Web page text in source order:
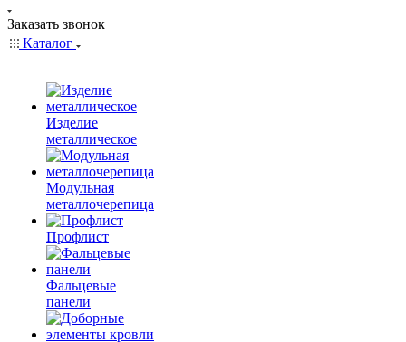
Заказать звонок
Каталог
Изделие
металлическое
Модульная
металлочерепица
Профлист
Фальцевые
панели